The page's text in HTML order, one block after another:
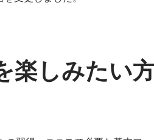
楽しみたい